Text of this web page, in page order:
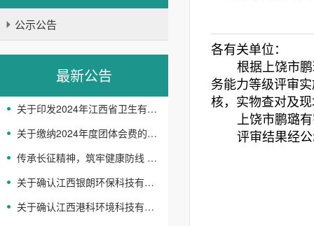
公示公告
最新公告
关于印发2024年江西省卫生有害生物防制协会 工作要点的通知
关于缴纳2024年度团体会费的通知
传承长征精神，筑牢健康防线 -省卫生有害生物防制协会开展主题党日活动
关于确认江西银朗环保科技有限公司等企业机构服务能力等级评定结果的通知
关于确认江西港科环境科技有限公司等企业机构服务 能力等级评定结果的通知
各有关单位：
根据上饶市
务能力等级评审
核，实物查对及
上饶市鹏璐
评审结果经